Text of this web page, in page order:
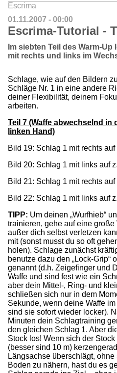
Escrima
01.11.2007 - 00:00
Escrima-Tutorial -
Im siebten Teil des Warm-
mit rechts und links im
Schlage, wie auf den Bildern
Schläge Nr. 1 in eine andere
deiner Flexibilität, deinem
arbeiten.
Teil 7 (Waffe abwechselnd in
linken Hand)
Bild 19: Schlag 1 mit rechts
Bild 20: Schlag 1 mit links auf
Bild 21: Schlag 1 mit rechts
Bild 22: Schlag 1 mit links auf
TIPP: Um deinen „Wurfhieb“
trainieren, gehe auf eine
außer dich selbst verletzen
mit (sonst musst du so oft
holen). Schlage zunächst
benutze dazu den „Lock-Grip“
genannt (d.h. Zeigefinger und
Waffe und sind fest wie ein
aber dein Mittel-, Ring- und
schließen sich nur in dem
Sekunde, wenn deine Waffe
sind sie sofort wieder locker).
Minuten dein Schlagtraining
den gleichen Schlag 1. Aber
Stock los! Wenn sich der
(besser sind 10 m)
Längsachse überschlägt,
Boden zu nähern, hast du es